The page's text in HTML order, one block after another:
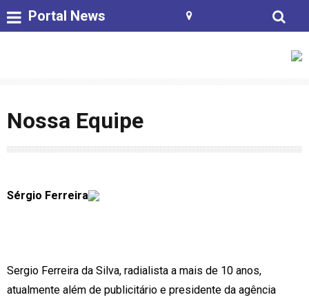
Portal News
Nossa Equipe
Sérgio Ferreira
Sergio Ferreira da Silva, radialista a mais de 10 anos,
atualmente além de publicitário e presidente da agência